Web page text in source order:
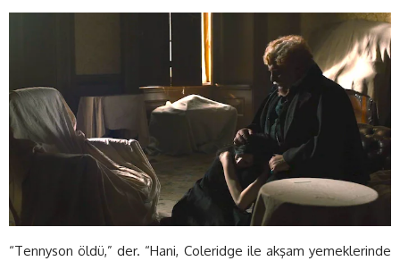
“Tennyson öldü,” der. “Hani, Coleridge ile akşam yemeklerinde